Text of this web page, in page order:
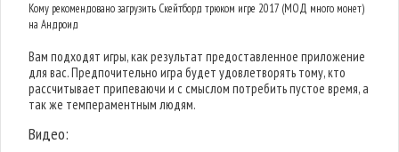
Кому рекомендовано загрузить Скейтборд трюком игре 2017 (МОД много монет)
на Андроид
Вам подходят игры, как результат предоставленное приложение
для вас. Предпочительно игра будет удовлетворять тому, кто
рассчитывает припеваючи и с смыслом потребить пустое время, а
так же темпераментным людям.
Видео: